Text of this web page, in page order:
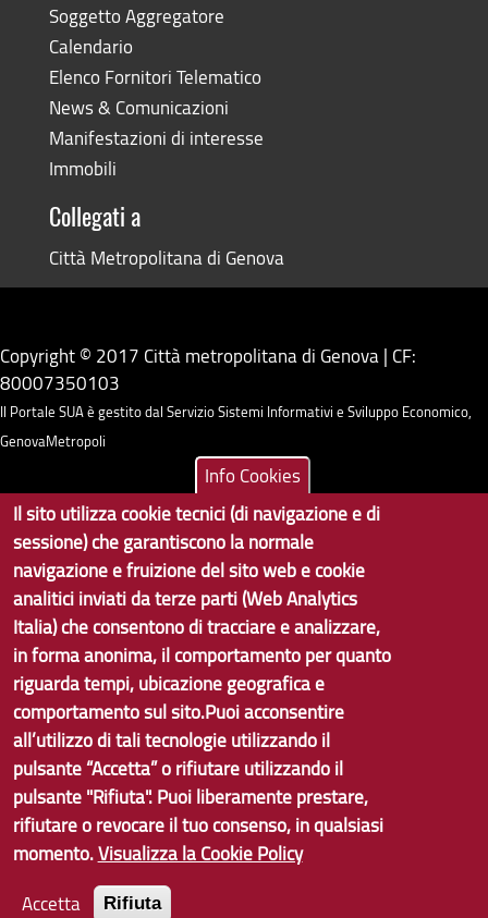
Soggetto Aggregatore
Calendario
Elenco Fornitori Telematico
News & Comunicazioni
Manifestazioni di interesse
Immobili
Collegati a
Città Metropolitana di Genova
Copyright © 2017 Città metropolitana di Genova | CF:
80007350103
Il Portale SUA è gestito dal Servizio Sistemi Informativi e Sviluppo Economico,
GenovaMetropoli
Tecnologie e Accessibilità
Contatti per il sito Web
Info Cookies
Il sito utilizza cookie tecnici (di navigazione e di
sessione) che garantiscono la normale
navigazione e fruizione del sito web e cookie
analitici inviati da terze parti (Web Analytics
Italia) che consentono di tracciare e analizzare,
in forma anonima, il comportamento per quanto
riguarda tempi, ubicazione geografica e
comportamento sul sito.Puoi acconsentire
all’utilizzo di tali tecnologie utilizzando il
pulsante “Accetta” o rifiutare utilizzando il
pulsante "Rifiuta". Puoi liberamente prestare,
rifiutare o revocare il tuo consenso, in qualsiasi
momento.Visualizza la Cookie Policy
Accetta
Rifiuta